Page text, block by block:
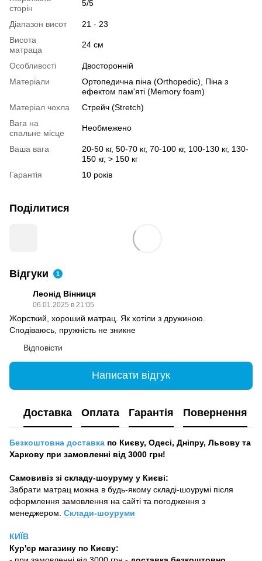
сторін
5/5
Діапазон висот
21 - 23
Висота
матраца
24 см
Особливості
Двосторонній
Матеріали
Ортопедична піна (Orthopedic), Піна з
ефектом пам'яті (Memory foam)
Матеріал чохла
Стрейч (Stretch)
Вага на
спальне місце
Необмежено
Ваша вага
20-50 кг, 50-70 кг, 70-100 кг, 100-130 кг, 130-
150 кг, > 150 кг
Гарантія
10 років
Поділитися
Відгуки 1
Леонід Вінниця
06.01.2025 в 21:05
Жорсткий, хороший матрац. Як хотіли з дружиною.
Сподіваюсь, пружність не зникне
Відповісти
Написати відгук
Доставка Оплата Гарантія Повернення
Безкоштовна доставка по Києву, Одесі, Дніпру, Львову та
Харкову при замовленні від 3000 грн!
Самовивіз зі складу-шоуруму у Києві:
Забрати матрац можна в будь-якому складі-шоурумі після
оформлення замовлення на сайті та погодження з
менеджером. Склади-шоуруми
КИЇВ
Кур'єр магазину по Києву: